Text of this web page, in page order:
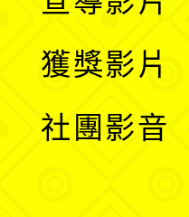
獲獎影片
社團影音